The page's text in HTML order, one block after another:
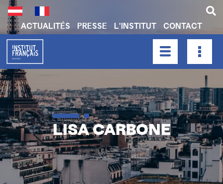
Aller
au
contenu
principal
H
A
D
E
R
N
A
V
I
ACTUALITÉS PRESSE L'INSTITUT CONTACT
LISA CARBONE